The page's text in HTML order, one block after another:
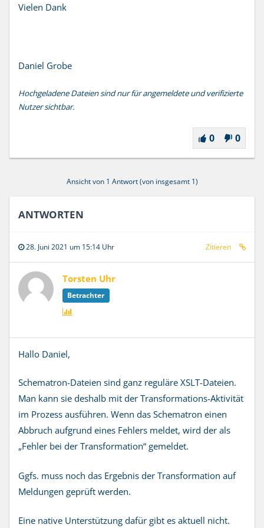
Vielen Dank
Daniel Grobe
Hochgeladene Dateien sind nur für angemeldete und verifizierte
Nutzer sichtbar.
0 0
Ansicht von 1 Antwort (von insgesamt 1)
ANTWORTEN
28. Juni 2021 um 15:14 Uhr Zitieren
Torsten Uhr
Betrachter
Hallo Daniel,
Schematron-Dateien sind ganz reguläre XSLT-Dateien.
Man kann sie deshalb mit der Transformations-Aktivität
im Prozess ausführen. Wenn das Schematron einen
Abbruch aufgrund eines Fehlers meldet, wird der als
„Fehler bei der Transformation“ gemeldet.
Ggfs. muss noch das Ergebnis der Transformation auf
Meldungen geprüft werden.
Eine native Unterstützung dafür gibt es aktuell nicht.